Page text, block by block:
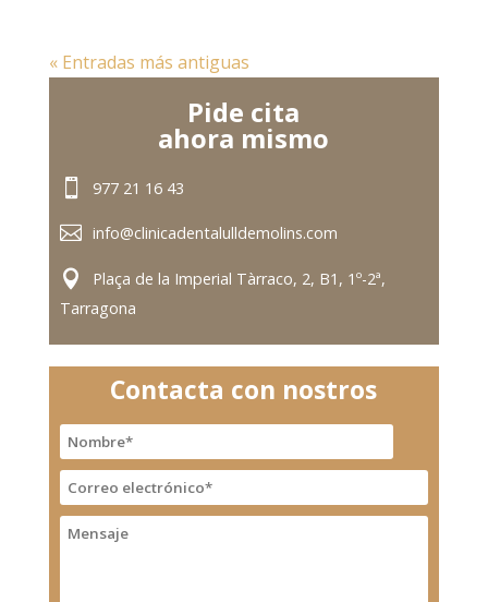
« Entradas más antiguas
Pide cita
ahora mismo
977 21 16 43
info@clinicadentalulldemolins.com
Plaça de la Imperial Tàrraco, 2, B1, 1º-2ª,
Tarragona
Contacta con nostros